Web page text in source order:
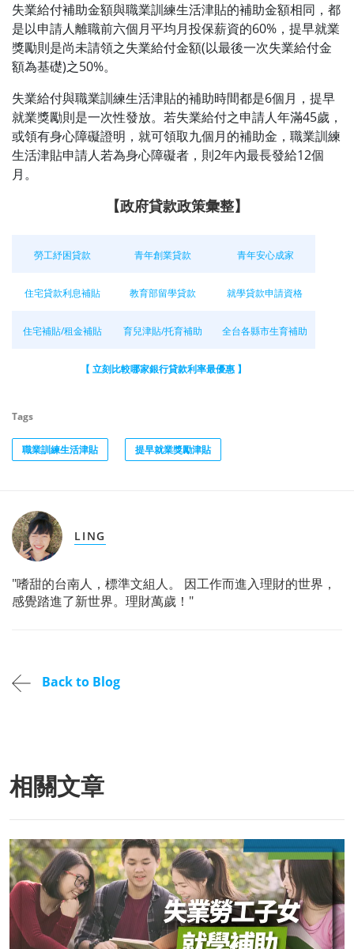
失業給付補助金額與職業訓練生活津貼的補助金額相同，都
是以申請人離職前六個月平均月投保薪資的60%，提早就業
獎勵則是尚未請領之失業給付金額(以最後一次失業給付金
額為基礎)之50%。
失業給付與職業訓練生活津貼的補助時間都是6個月，提早
就業獎勵則是一次性發放。若失業給付之申請人年滿45歲，
或領有身心障礙證明，就可領取九個月的補助金，職業訓練
生活津貼申請人若為身心障礙者，則2年內最長發給12個
月。
【政府貸款政策彙整】
勞工紓困貸款 青年創業貸款 ‍‍‍ 青年安心成家
住宅貸款利息補貼 教育部留學貸款 就學貸款申請資格
住宅補貼/租金補貼 育兒津貼/托育補助 全台各縣市生育補助
【 立刻比較哪家銀行貸款利率最優惠 】
Tags
職業訓練生活津貼 提早就業獎勵津貼
LING
"嗜甜的台南人，標準文組人。 因工作而進入理財的世界，
感覺踏進了新世界。理財萬歲！"
Back to Blog
相關文章